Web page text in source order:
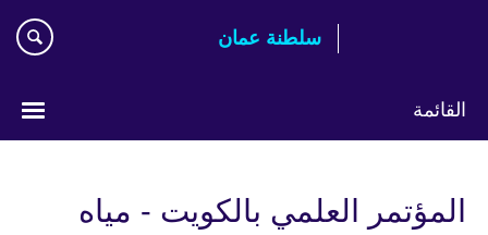
سلطنة عمان
القائمة
المؤتمر العلمي بالكويت - مياه